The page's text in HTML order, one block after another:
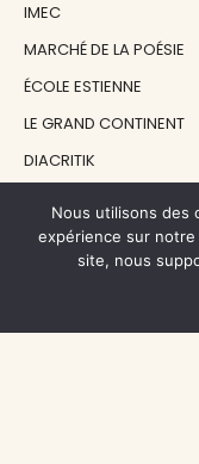
IMEC
MARCHÉ DE LA POÉSIE
ÉCOLE ESTIENNE
LE GRAND CONTINENT
DIACRITIK
NOS SOUTIENS
CENTRE NATIONAL DU
Nous utilisons des
expérience sur
site, nous